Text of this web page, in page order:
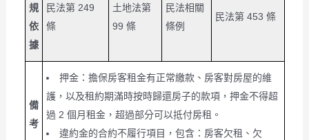
規
依
據
民法第 249
條
土地法第
99 條
民法相關
條例
民法第 453 條
備
考
押金：擔保房客租金有正常繳款、房客對房屋的維
護，以及租約期滿時按時歸還房子的款項，押金不得超
過 2 個月租金，超過部分可以抵付房租。
違約金的合約不履行項目，包含：房客欠租、欠